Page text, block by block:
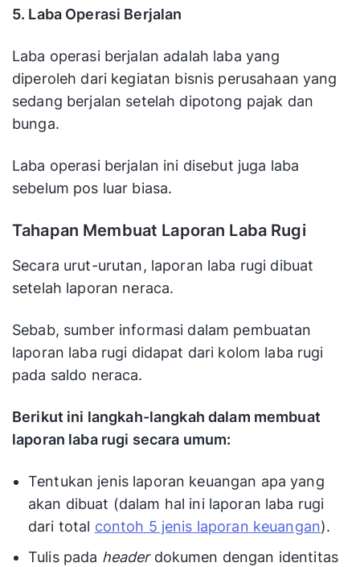
5. Laba Operasi Berjalan
Laba operasi berjalan adalah laba yang
diperoleh dari kegiatan bisnis perusahaan yang
sedang berjalan setelah dipotong pajak dan
bunga.
Laba operasi berjalan ini disebut juga laba
sebelum pos luar biasa.
Tahapan Membuat Laporan Laba Rugi
Secara urut-urutan, laporan laba rugi dibuat
setelah laporan neraca.
Sebab, sumber informasi dalam pembuatan
laporan laba rugi didapat dari kolom laba rugi
pada saldo neraca.
Berikut ini langkah-langkah dalam membuat
laporan laba rugi secara umum:
Tentukan jenis laporan keuangan apa yang
akan dibuat (dalam hal ini laporan laba rugi
dari total contoh 5 jenis laporan keuangan).
Tulis pada headerdokumen dengan identitas